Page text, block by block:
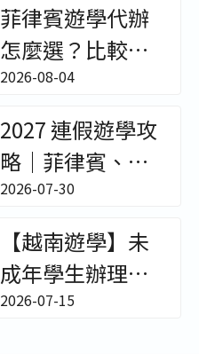
菲律賓遊學代辦
怎麼選？比較重
點、服務流程與
真實學員評價完
整解析！ - 非凡遊
學
2026-08-04
2027 連假遊學攻
略｜菲律賓、泰
國、越南短期遊
學與特休請假技
巧 - 非凡遊學
2026-07-30
【越南遊學】未
成年學生辦理簽
證 & WEG文件全
2026-07-15